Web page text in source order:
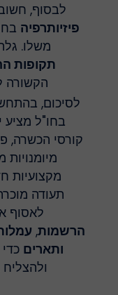
לבסוף, חשוב
פיזיותרפיהבחו"ל
משלו. גלה
תקופות
הקשורה
לסיכום, בהתחשב
בחו"ל מציע
קורסי הכשרה,
מיומנויות
מקצועיות
תעודה מוכרת
לאסוף
הרשמות,עמלות,
ותאריםכדי
ולהצליח